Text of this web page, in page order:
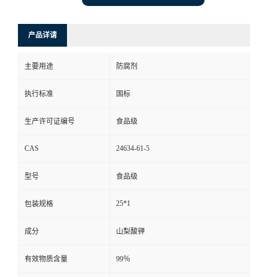
产品详请
主要用途 防腐剂
执行标准 国标
生产许可证编号 食品级
CAS 24634-61-5
型号 食品级
包装规格 25*1
成分 山梨酸钾
有效物质含量 99％